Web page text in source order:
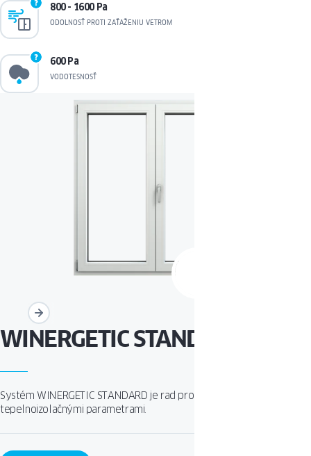
800 - 1600 Pa
ODOLNOSŤ PROTI ZAŤAŽENIU VETROM
600 Pa
VODOTESNOSŤ
WINERGETIC STANDARD
Systém WINERGETIC STANDARD je rad produktov s dobrými
tepelnoizolačnými parametrami.